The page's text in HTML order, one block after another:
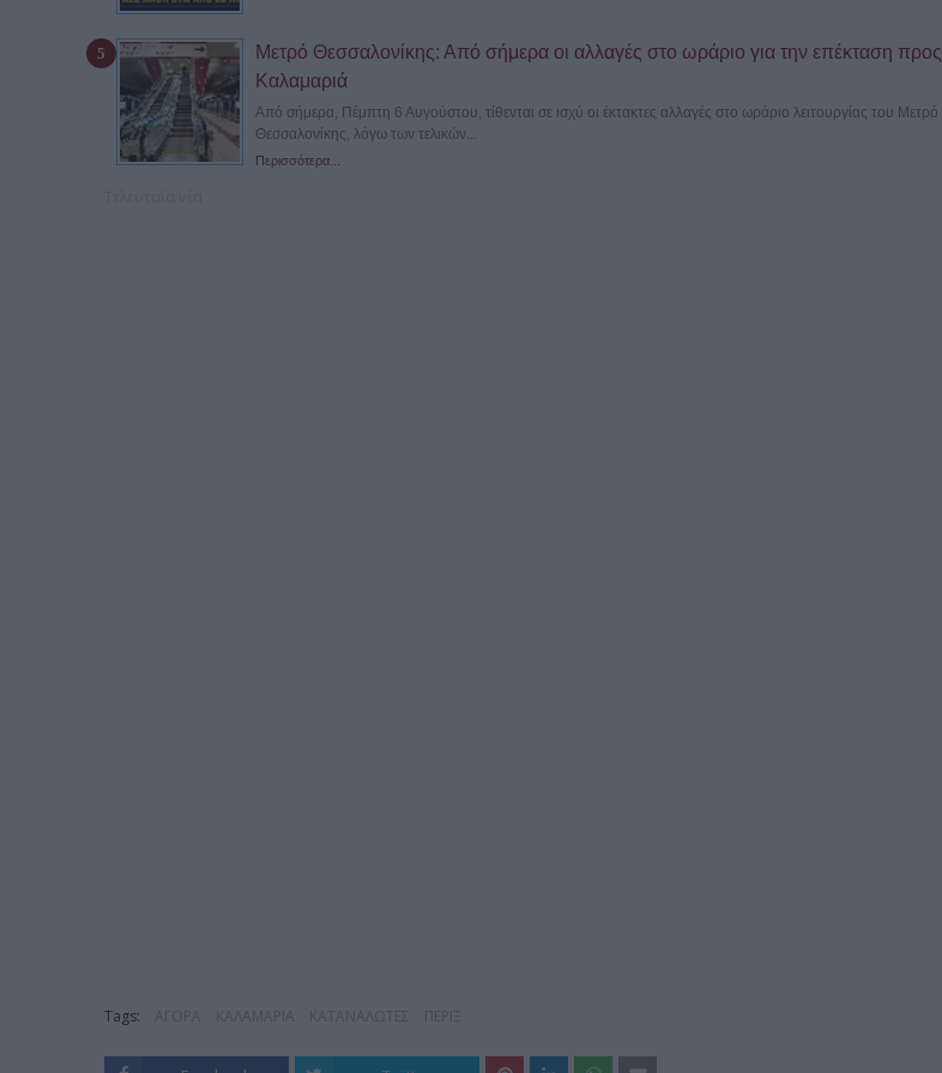
Μετρό Θεσσαλονίκης: Από σήμερα οι αλλαγές στο ωράριο για την επέκταση προς
Καλαμαριά
Από σήμερα, Πέμπτη 6 Αυγούστου, τίθενται σε ισχύ οι έκτακτες αλλαγές στο ωράριο λειτουργίας του Μετρό
Θεσσαλονίκης, λόγω των τελικών...
Περισσότερα...
Tags: